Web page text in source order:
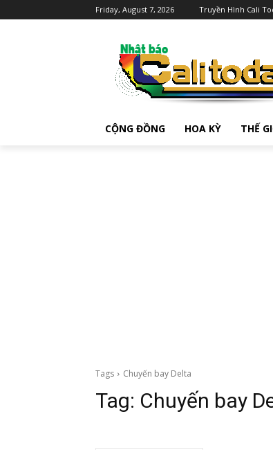
Friday, August 7, 2026 Truyền Hình Cali
CỘNG ĐỒNG HOA KỲ THẾ
Tags Chuyến bay Delta
Tag: Chuyến bay